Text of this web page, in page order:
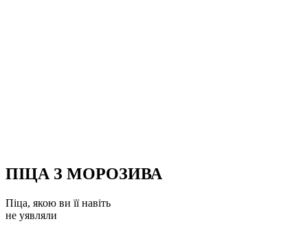
ПІЦА З МОРОЗИВА
Піца, якою ви її навіть
не уявляли